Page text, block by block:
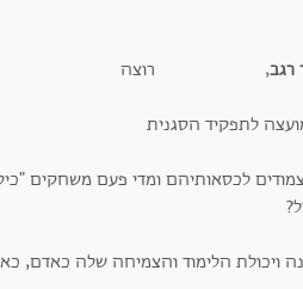
רגב, רוצה
לתפקיד הסגנית
לכסאותיהם ומדי פעם משחקים
ויכולת הלימוד והצמיחה שלה כאדם,